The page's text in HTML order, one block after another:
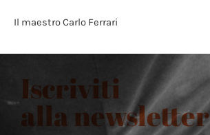
Il maestro Carlo Ferrari
Iscriviti
alla newsletter